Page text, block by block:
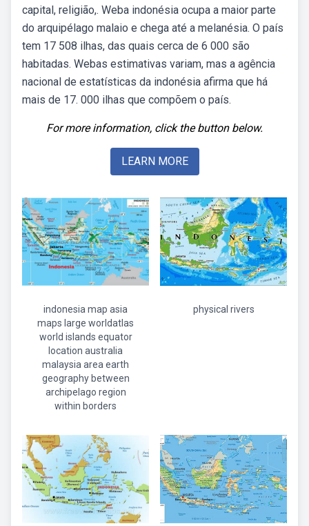
capital, religião,. Weba indonésia ocupa a maior parte
do arquipélago malaio e chega até a melanésia. O país
tem 17 508 ilhas, das quais cerca de 6 000 são
habitadas. Webas estimativas variam, mas a agência
nacional de estatísticas da indonésia afirma que há
mais de 17. 000 ilhas que compõem o país.
For more information, click the button below.
LEARN MORE
indonesia map asia
maps large worldatlas
world islands equator
location australia
malaysia area earth
geography between
archipelago region
within borders
physical rivers